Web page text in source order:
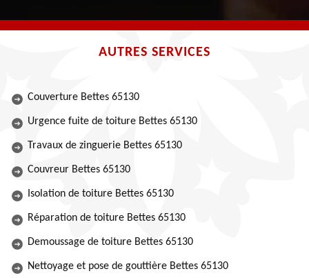
AUTRES SERVICES
Couverture Bettes 65130
Urgence fuite de toiture Bettes 65130
Travaux de zinguerie Bettes 65130
Couvreur Bettes 65130
Isolation de toiture Bettes 65130
Réparation de toiture Bettes 65130
Demoussage de toiture Bettes 65130
Nettoyage et pose de gouttière Bettes 65130